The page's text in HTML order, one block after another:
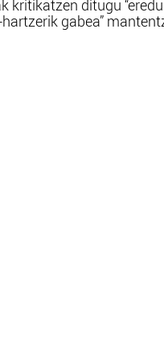
kritikatzen ditugu
gabea”